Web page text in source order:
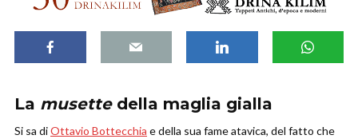
La musettedella maglia gialla
Si sa diOttavio Bottecchia e della sua fame atavica, del fatto che